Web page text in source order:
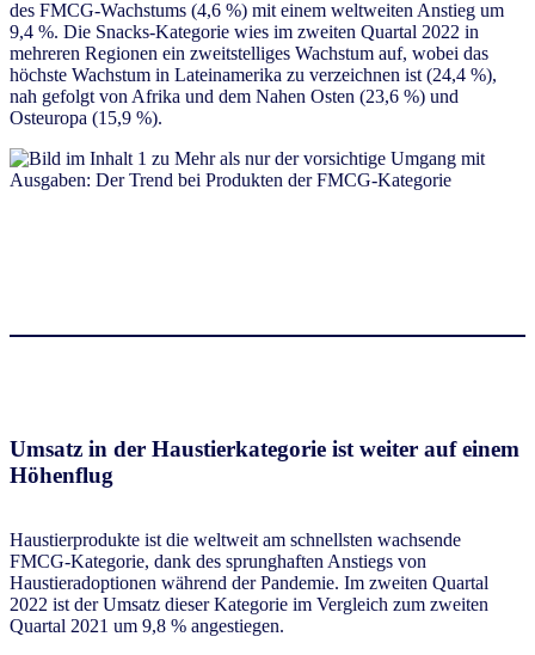
des FMCG-Wachstums (4,6 %) mit einem weltweiten Anstieg um
9,4 %. Die Snacks-Kategorie wies im zweiten Quartal 2022 in
mehreren Regionen ein zweitstelliges Wachstum auf, wobei das
höchste Wachstum in Lateinamerika zu verzeichnen ist (24,4 %),
nah gefolgt von Afrika und dem Nahen Osten (23,6 %) und
Osteuropa (15,9 %).
Umsatz in der Haustierkategorie ist weiter auf einem
Höhenflug
Haustierprodukte ist die weltweit am schnellsten wachsende
FMCG-Kategorie, dank des sprunghaften Anstiegs von
Haustieradoptionen während der Pandemie. Im zweiten Quartal
2022 ist der Umsatz dieser Kategorie im Vergleich zum zweiten
Quartal 2021 um 9,8 % angestiegen.